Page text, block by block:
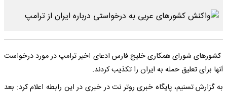
کشورهای شورای همکاری خلیج فارس ادعای اخیر ترامپ در مورد درخواست
آنها برای تعلیق حمله به ایران را تکذیب کردند.
به گزارش تسنیم، پایگاه خبری روتر نت در خبری در این رابطه اعلام کرد: بعد